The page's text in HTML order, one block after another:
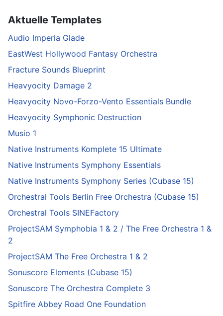
Aktuelle Templates
Audio Imperia Glade
EastWest Hollywood Fantasy Orchestra
Fracture Sounds Blueprint
Heavyocity Damage 2
Heavyocity Novo-Forzo-Vento Essentials Bundle
Heavyocity Symphonic Destruction
Musio 1
Native Instruments Komplete 15 Ultimate
Native Instruments Symphony Essentials
Native Instruments Symphony Series (Cubase 15)
Orchestral Tools Berlin Free Orchestra (Cubase 15)
Orchestral Tools SINEFactory
ProjectSAM Symphobia 1 & 2 / The Free Orchestra 1 &
2
ProjectSAM The Free Orchestra 1 & 2
Sonuscore Elements (Cubase 15)
Sonuscore The Orchestra Complete 3
Spitfire Abbey Road One Foundation